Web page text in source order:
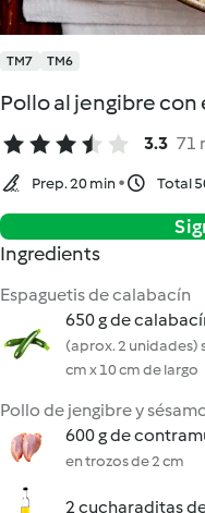
TM7 TM6
Pollo al jengibre
3.3 71
Prep. 20 min Total
Ingredients
Espaguetis de calabacín
650 g de
(aprox. 2 unidades)
cm x 10 cm de largo
Pollo de jengibre y
600 g de
en trozos de 2 cm
2 cucharaditas